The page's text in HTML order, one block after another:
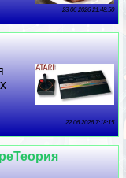
23 06 2026 21:48:50
22 06 2026 7:18:15